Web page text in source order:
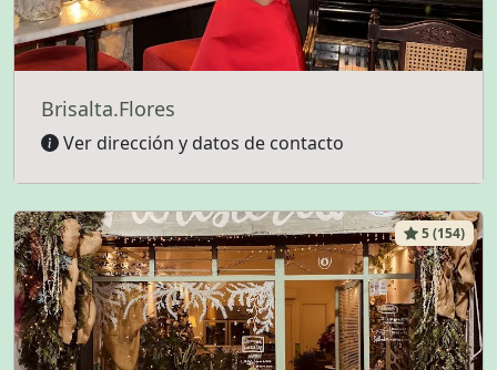
Brisalta.Flores
Ver dirección y datos de contacto
5 (154)